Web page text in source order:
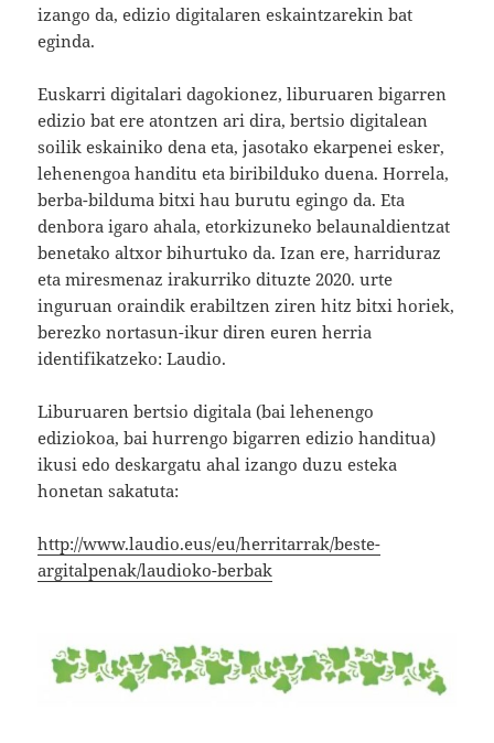
izango da, edizio digitalaren eskaintzarekin bat
eginda.
Euskarri digitalari dagokionez, liburuaren bigarren
edizio bat ere atontzen ari dira, bertsio digitalean
soilik eskainiko dena eta, jasotako ekarpenei esker,
lehenengoa handitu eta biribilduko duena. Horrela,
berba-bilduma bitxi hau burutu egingo da. Eta
denbora igaro ahala, etorkizuneko belaunaldientzat
benetako altxor bihurtuko da. Izan ere, harriduraz
eta miresmenaz irakurriko dituzte 2020. urte
inguruan oraindik erabiltzen ziren hitz bitxi horiek,
berezko nortasun-ikur diren euren herria
identifikatzeko: Laudio.
Liburuaren bertsio digitala (bai lehenengo
ediziokoa, bai hurrengo bigarren edizio handitua)
ikusi edo deskargatu ahal izango duzu esteka
honetan sakatuta:
http://www.laudio.eus/eu/herritarrak/beste-
argitalpenak/laudioko-berbak